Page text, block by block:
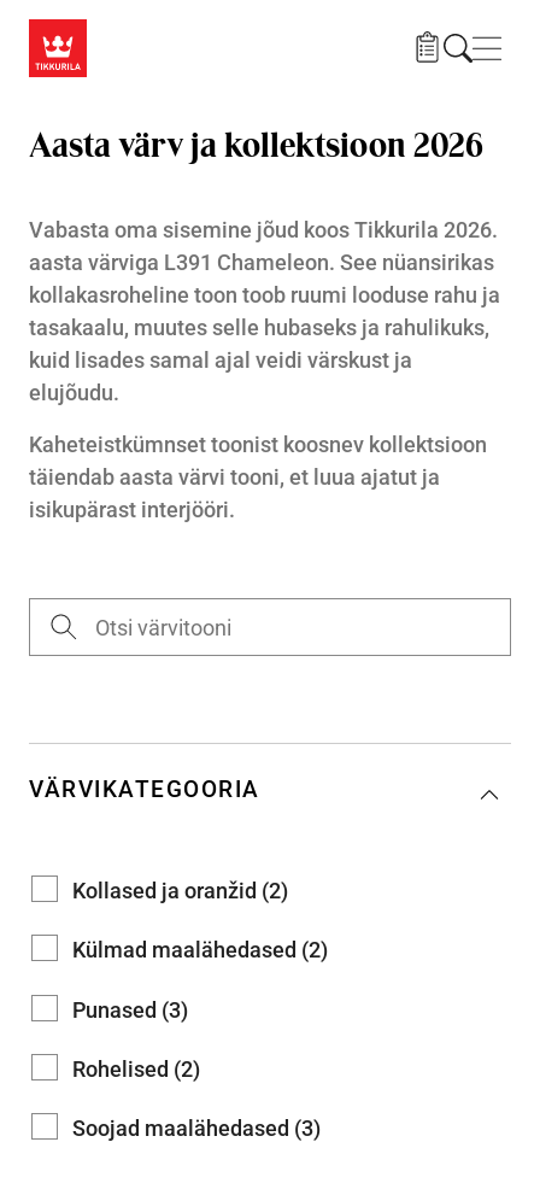
Aasta värv ja kollektsioon 2026
Vabasta oma sisemine jõud koos Tikkurila 2026.
aasta värviga L391 Chameleon. See nüansirikas
kollakasroheline toon toob ruumi looduse rahu ja
tasakaalu, muutes selle hubaseks ja rahulikuks,
kuid lisades samal ajal veidi värskust ja
elujõudu.
Kaheteistkümnset toonist koosnev kollektsioon
täiendab aasta värvi tooni, et luua ajatut ja
isikupärast interjööri.
VÄRVIKATEGOORIA
Kollased ja oranžid (2)
Külmad maalähedased (2)
Punased (3)
Rohelised (2)
Soojad maalähedased (3)